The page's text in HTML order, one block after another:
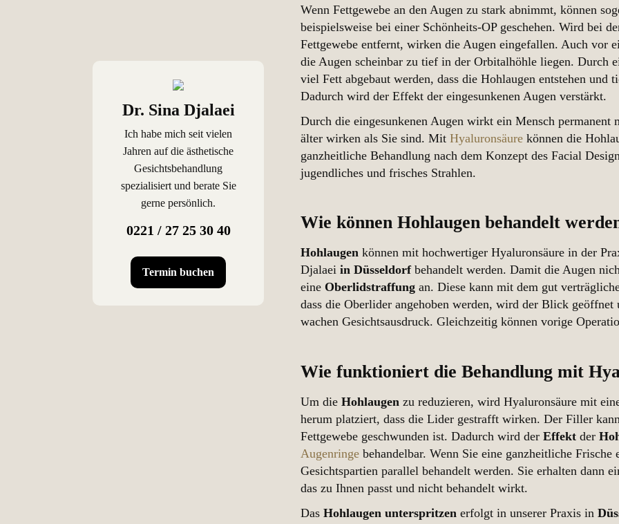
Dr. Sina Djalaei
Ich habe mich seit vielen
Jahren auf die ästhetische
Gesichtsbehandlung
spezialisiert und berate Sie
gerne persönlich.
0221 / 27 25 30 40
Termin buchen
Wenn Fettgewebe an den Augen zu stark abnimmt, können
beispielsweise bei einer Schönheits-OP geschehen. Wird bei
Fettgewebe entfernt, wirken die Augen eingefallen. Auch vor
die Augen scheinbar zu tief in der Orbitalhöhle liegen. Durch
viel Fett abgebaut werden, dass die Hohlaugen entstehen und
Dadurch wird der Effekt der eingesunkenen Augen verstärkt.
Durch die eingesunkenen Augen wirkt ein Mensch permanent
älter wirken als Sie sind. MitHyaluronsäure können die
ganzheitliche Behandlung nach dem Konzept des Facial
jugendliches und frisches Strahlen.
Wie können Hohlaugen behandelt
Hohlaugen können mit hochwertiger Hyaluronsäure in der
Djalaeiin Düsseldorfbehandelt werden. Damit die Augen
eine Oberlidstraffung an. Diese kann mit dem gut
dass die Oberlider angehoben werden, wird der Blick
wachen Gesichtsausdruck. Gleichzeitig können vorige
Wie funktioniert die Behandlung mit
Um dieHohlaugen zu reduzieren, wird Hyaluronsäure mit
herum platziert, dass die Lider gestrafft wirken. Der Filler
Fettgewebe geschwunden ist. Dadurch wird derEffekt der
Augenringe behandelbar. Wenn Sie eine ganzheitliche
Gesichtspartien parallel behandelt werden. Sie erhalten dann
das zu Ihnen passt und nicht behandelt wirkt.
DasHohlaugen unterspritzen erfolgt in unserer Praxis in